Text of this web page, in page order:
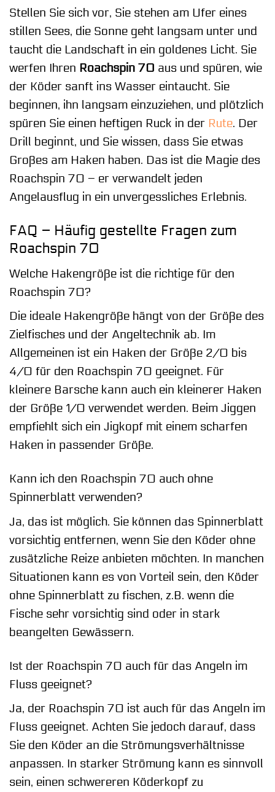
Stellen Sie sich vor, Sie stehen am Ufer eines
stillen Sees, die Sonne geht langsam unter und
taucht die Landschaft in ein goldenes Licht. Sie
werfen Ihren Roachspin 70 aus und spüren, wie
der Köder sanft ins Wasser eintaucht. Sie
beginnen, ihn langsam einzuziehen, und plötzlich
spüren Sie einen heftigen Ruck in der Rute. Der
Drill beginnt, und Sie wissen, dass Sie etwas
Großes am Haken haben. Das ist die Magie des
Roachspin 70 – er verwandelt jeden
Angelausflug in ein unvergessliches Erlebnis.
FAQ – Häufig gestellte Fragen zum
Roachspin 70
Welche Hakengröße ist die richtige für den
Roachspin 70?
Die ideale Hakengröße hängt von der Größe des
Zielfisches und der Angeltechnik ab. Im
Allgemeinen ist ein Haken der Größe 2/0 bis
4/0 für den Roachspin 70 geeignet. Für
kleinere Barsche kann auch ein kleinerer Haken
der Größe 1/0 verwendet werden. Beim Jiggen
empfiehlt sich ein Jigkopf mit einem scharfen
Haken in passender Größe.
Kann ich den Roachspin 70 auch ohne
Spinnerblatt verwenden?
Ja, das ist möglich. Sie können das Spinnerblatt
vorsichtig entfernen, wenn Sie den Köder ohne
zusätzliche Reize anbieten möchten. In manchen
Situationen kann es von Vorteil sein, den Köder
ohne Spinnerblatt zu fischen, z.B. wenn die
Fische sehr vorsichtig sind oder in stark
beangelten Gewässern.
Ist der Roachspin 70 auch für das Angeln im
Fluss geeignet?
Ja, der Roachspin 70 ist auch für das Angeln im
Fluss geeignet. Achten Sie jedoch darauf, dass
Sie den Köder an die Strömungsverhältnisse
anpassen. In starker Strömung kann es sinnvoll
sein, einen schwereren Köderkopf zu